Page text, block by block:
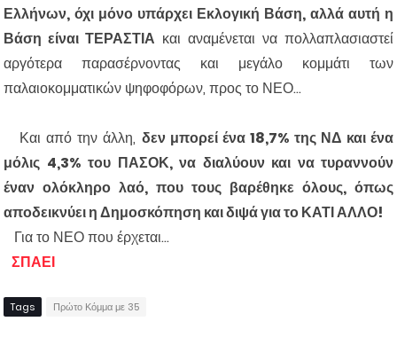
Ελλήνων, όχι μόνο υπάρχει Εκλογική Βάση, αλλά αυτή η
Βάση είναι ΤΕΡΑΣΤΙΑ και αναμένεται να πολλαπλασιαστεί
αργότερα παρασέρνοντας και μεγάλο κομμάτι των
παλαιοκομματικών ψηφοφόρων, προς το ΝΕΟ...
Και από την άλλη, δεν μπορεί ένα 18,7% της ΝΔ και ένα
μόλις 4,3% του ΠΑΣΟΚ, να διαλύουν και να τυραννούν
έναν ολόκληρο λαό, που τους βαρέθηκε όλους, όπως
αποδεικνύει η Δημοσκόπηση και διψά για το ΚΑΤΙ ΑΛΛΟ!
Για το ΝΕΟ που έρχεται...
ΣΠΑΕΙ
Tags Πρώτο Κόμμα με 35